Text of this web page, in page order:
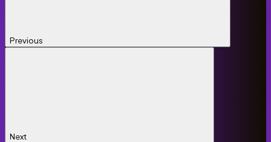
Previous
Next